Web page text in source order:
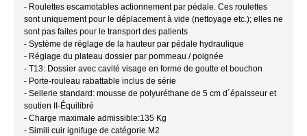
- Roulettes escamotables actionnement par pédale. Ces roulettes
sont uniquement pour le déplacement à vide (nettoyage etc.); elles ne
sont pas faites pour le transport des patients
- Système de réglage de la hauteur par pédale hydraulique
- Réglage du plateau dossier par pommeau / poignée
- T13: Dossier avec cavité visage en forme de goutte et bouchon
- Porte-rouleau rabattable inclus de série
- Sellerie standard: mousse de polyuréthane de 5 cm d´épaisseur et
soutien II-Équilibré
- Charge maximale admissible:135 Kg
- Simili cuir ignifuge de catégorie M2